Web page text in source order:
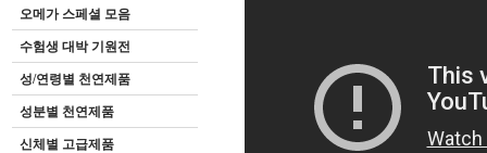
오메가 스페셜 모음
수험생 대박 기원전
성/연령별 천연제품
성분별 천연제품
신체별 고급제품